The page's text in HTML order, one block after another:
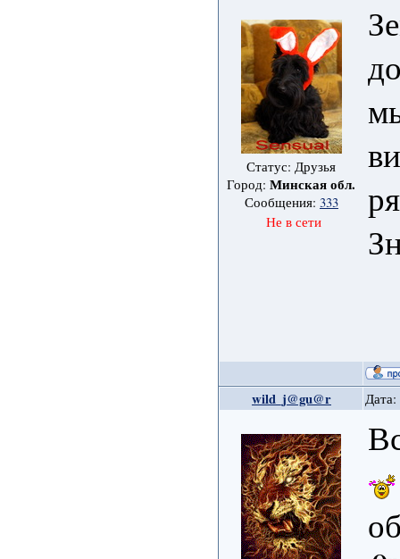
Статус: Друзья
Город:Минская обл.
Сообщения: 333
Не в сети
wild_j@gu@r